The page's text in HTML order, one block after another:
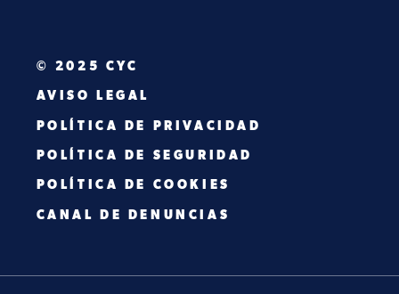
© 2025 CYC
AVISO LEGAL
POLÍTICA DE PRIVACIDAD
POLÍTICA DE SEGURIDAD
POLÍTICA DE COOKIES
CANAL DE DENUNCIAS